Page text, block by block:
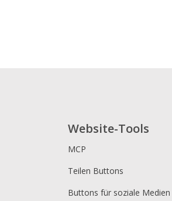
Website-Tools
MCP
Teilen Buttons
Buttons für soziale Medien